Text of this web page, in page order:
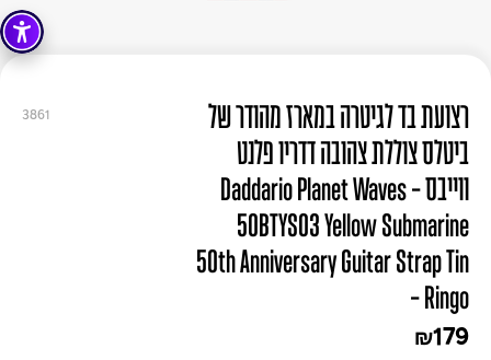
3861
רצועת בד לגיטרה במארז מהודר של
ביטלס צוללת צהובה דדריו פלנט
ווייבס - Daddario Planet Waves
50BTYS03 Yellow Submarine
50th Anniversary Guitar Strap Tin
- Ringo
₪179